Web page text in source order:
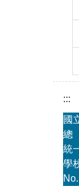
:::
國
總
統
學